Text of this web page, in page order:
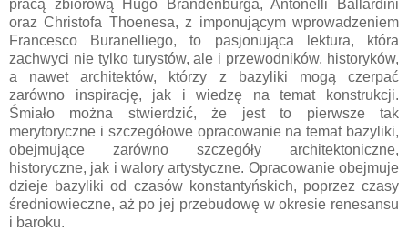
pracą zbiorową Hugo Brandenburga, Antonelli Ballardini
oraz Christofa Thoenesa, z imponującym wprowadzeniem
Francesco Buranelliego, to pasjonująca lektura, która
zachwyci nie tylko turystów, ale i przewodników, historyków,
a nawet architektów, którzy z bazyliki mogą czerpać
zarówno inspirację, jak i wiedzę na temat konstrukcji.
Śmiało można stwierdzić, że jest to pierwsze tak
merytoryczne i szczegółowe opracowanie na temat bazyliki,
obejmujące zarówno szczegóły architektoniczne,
historyczne, jak i walory artystyczne. Opracowanie obejmuje
dzieje bazyliki od czasów konstantyńskich, poprzez czasy
średniowieczne, aż po jej przebudowę w okresie renesansu
i baroku.